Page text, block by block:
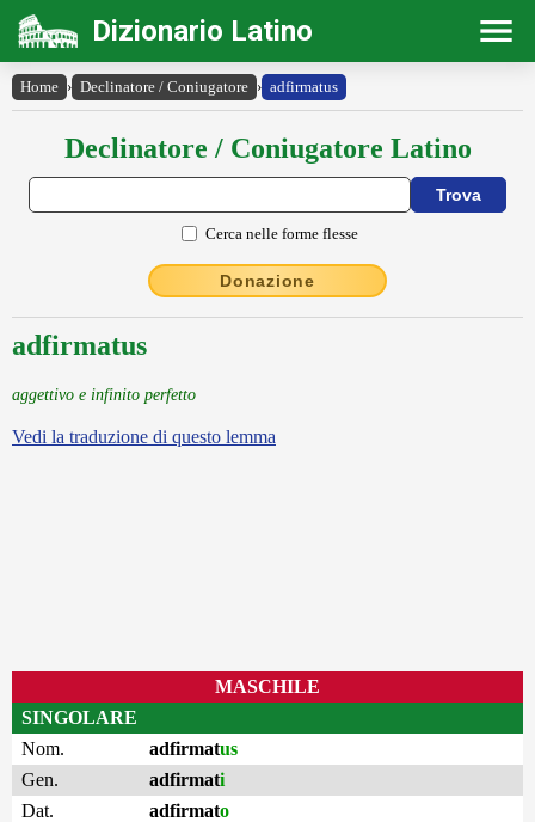
Dizionario Latino
Home › Declinatore / Coniugatore › adfirmatus
Declinatore / Coniugatore Latino
Cerca nelle forme flesse
Donazione
adfirmatus
aggettivo e infinito perfetto
Vedi la traduzione di questo lemma
MASCHILE
SINGOLARE
Nom.
adfirmatus
Gen.
adfirmati
Dat.
adfirmato